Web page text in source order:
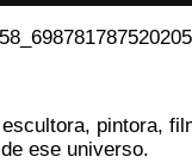
pintora,
ese universo.